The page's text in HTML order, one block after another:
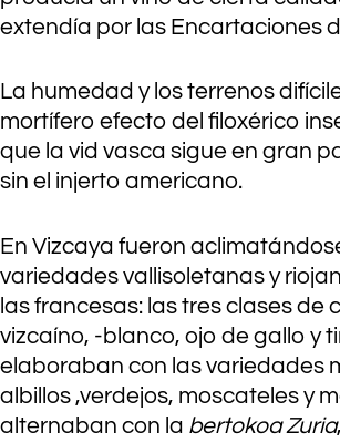
extendía por las Encartaciones
La humedad y los terrenos
mortífero efecto del filoxérico
que la vid vasca sigue en gran
sin el injerto americano.
En Vizcaya fueron
variedades vallisoletanas y
las francesas: las tres clases de
vizcaíno, -blanco, ojo de gallo y
elaboraban con las variedades
albillos ,verdejos, moscateles y
alternaban con la bertokoa Zuria,